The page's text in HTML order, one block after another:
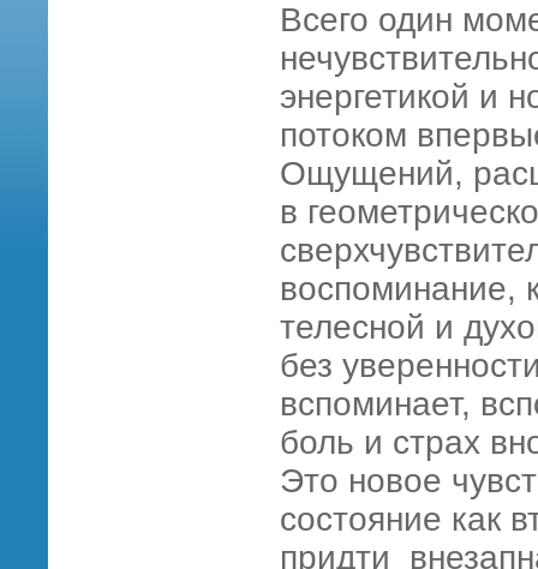
Всего один
энергетикой и
потоком
Ощущений,
в
воспоминание,
телесной и
без
вспоминает,
боль и страх
Это новое
состояние как
придти